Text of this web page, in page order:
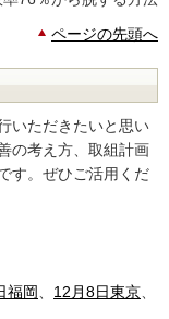
ページの先頭へ
いただきたいと思い
の考え方、取組計画
す。ぜひご活用くだ
福岡 12月8日東京